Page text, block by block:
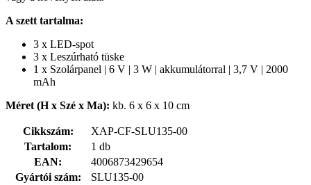
A szett tartalma:
3 x LED-spot
3 x Leszúrható tüske
1 x Szolárpanel | 6 V | 3 W | akkumulátorral | 3,7 V | 2000
mAh
Méret (H x Szé x Ma): kb. 6 x 6 x 10 cm
Cikkszám:
XAP-CF-SLU135-00
Tartalom:
1 db
EAN:
4006873429654
Gyártói szám:
SLU135-00